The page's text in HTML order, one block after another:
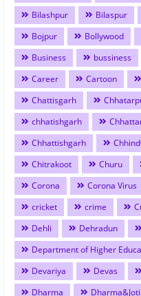
Bilashpur
Bilaspur
Bojpur
Bollywood
Business
bussiness
Career
Cartoon
Chattisgarh
chhatishgarh
Chhattishgarh
Chitrakoot
Churu
Corona
Corona Virus
cricket
crime
Dehli
Dehradun
Department of Higher
Devariya
Devas
Dharma